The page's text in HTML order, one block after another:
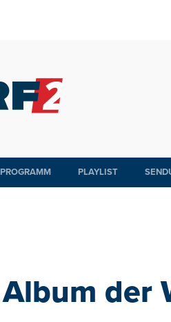
PROGRAMM PLAYLIST
Album der